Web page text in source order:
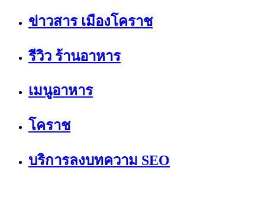
ข่าวสาร เมืองโคราช
รีวิว ร้านอาหาร
เมนูอาหาร
โคราช
บริการลงบทความ SEO